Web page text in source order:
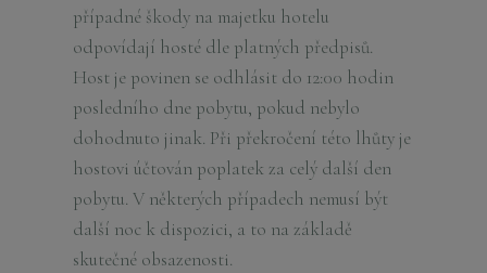
případné škody na majetku hotelu
odpovídají hosté dle platných předpisů.
Host je povinen se odhlásit do 12:00 hodin
posledního dne pobytu, pokud nebylo
dohodnuto jinak. Při překročení této lhůty je
hostovi účtován poplatek za celý další den
pobytu. V některých případech nemusí být
další noc k dispozici, a to na základě
skutečné obsazenosti.